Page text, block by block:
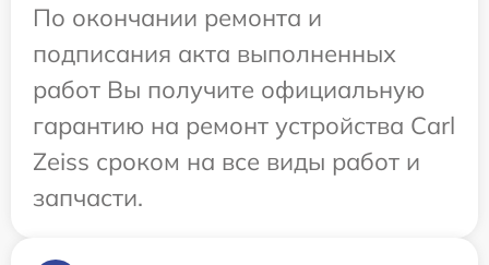
По окончании ремонта и
подписания акта выполненных
работ Вы получите официальную
гарантию на ремонт устройства Carl
Zeiss сроком на все виды работ и
запчасти.